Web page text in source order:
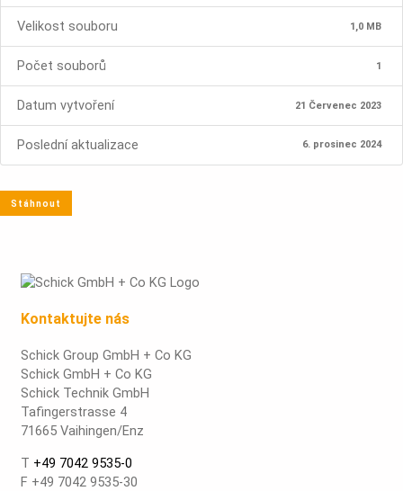
Velikost souboru 1,0 MB
Počet souborů 1
Datum vytvoření 21 Červenec 2023
Poslední aktualizace 6. prosinec 2024
Stáhnout
Kontaktujte nás
Schick Group GmbH + Co KG
Schick GmbH + Co KG
Schick Technik GmbH
Tafingerstrasse 4
71665 Vaihingen/Enz
T +49 7042 9535-0
F +49 7042 9535-30